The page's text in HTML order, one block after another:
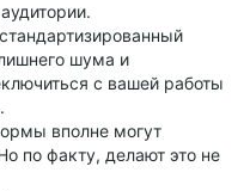
шума и
с вашей работы
вполне могут
по факту, делают это не